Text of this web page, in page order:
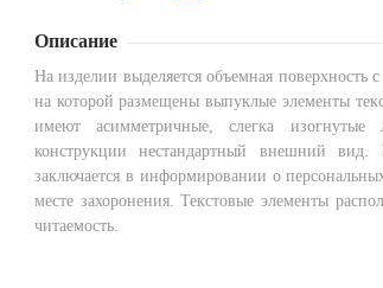
Описание
На изделии выделяется объемная поверхность
на которой размещены выпуклые элементы
имеют асимметричные, слегка
конструкции нестандартный внешний вид.
заключается в информировании о
месте захоронения. Текстовые элементы
читаемость.